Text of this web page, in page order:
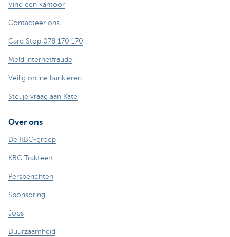
Vind een kantoor
Contacteer ons
Card Stop 078 170 170
Meld internetfraude
Veilig online bankieren
Stel je vraag aan Kate
Over ons
De KBC-groep
KBC Trakteert
Persberichten
Sponsoring
Jobs
Duurzaamheid